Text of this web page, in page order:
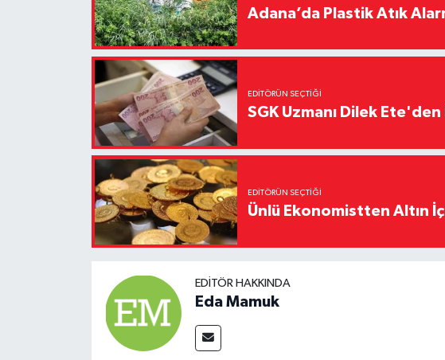
Adana’da Plastik Atık
EDITÖRÜN SEÇTIĞI
SGK Uzmanı Dilek
EDITÖRÜN SEÇTIĞI
Ünlü Ekonomistten Altın
EDITÖR HAKKINDA
Eda Mamuk